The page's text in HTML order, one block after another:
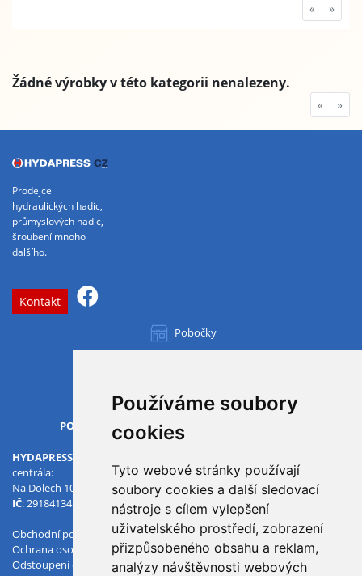
Používáme soubory
cookies
Tyto webové stránky používají
soubory cookies a další sledovací
nástroje s cílem vylepšení
uživatelského prostředí, zobrazení
přizpůsobeného obsahu a reklam,
analýzy návštěvnosti webových
«
»
Žádné výrobky v této kategorii nenalezeny.
« »
Prodejce
hydraulických hadic,
průmyslových hadic,
šroubení mnoho
dalšího.
Kontakt
Pobočky
OTVÍRACÍ DOBA
PO-PÁ
HYDAPRESS CZ s.r.o.
centrála:
Na Dolech 109 586 01 Jihlava
IČ: 29184134 : CZ29184134
Obchodní podmínky
Ochrana osobních údajů
Odstoupení od smlouvy